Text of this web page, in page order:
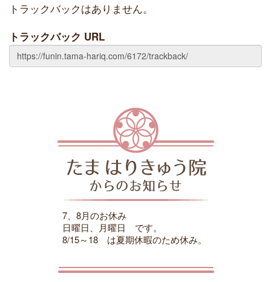
トラックバックはありません。
トラックバック URL
7、8月のお休み
日曜日、月曜日 です。
8/15～18 は夏期休暇のため休み。